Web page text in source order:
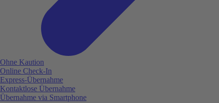
Ohne Kaution
Online Check-In
Express-Übernahme
Kontaktlose Übernahme
Übernahme via Smartphone